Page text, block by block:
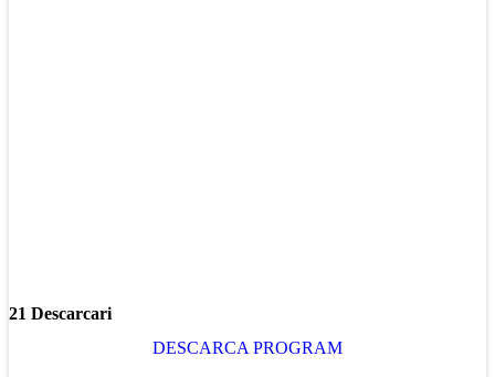
21 Descarcari
DESCARCA PROGRAM